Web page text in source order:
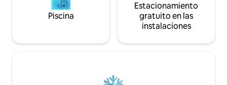
Piscina
Estacionamiento
gratuito en las
instalaciones